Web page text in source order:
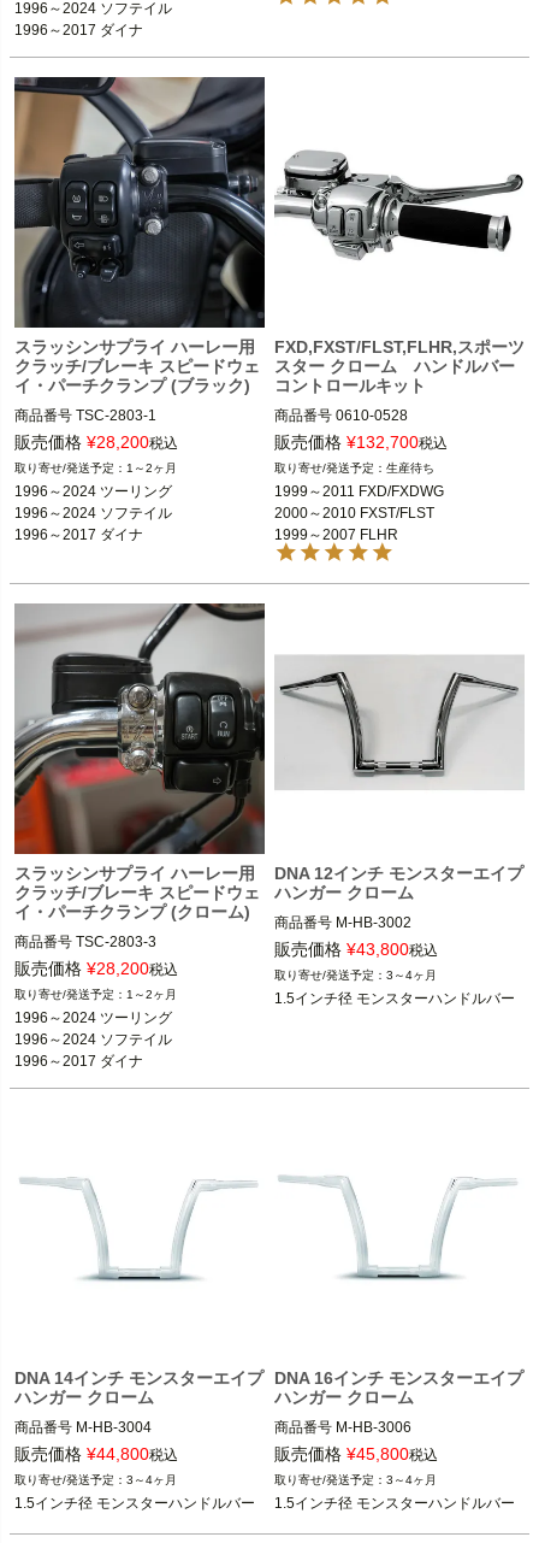
1996～2024 ソフテイル
1996～2017 ダイナ
1984～2000 FXR
スラッシンサプライ ハーレー用
クラッチ/ブレーキ スピードウェ
イ・パーチクランプ (ブラック)
商品番号 TSC-2803-1
3OT：0615-0396
販売価格 ¥28,200税込
1～2ヶ月
1996～2024 ツーリング
1996～2024 ソフテイル
1996～2017 ダイナ
FXD,FXST/FLST,FLHR,スポーツ
スター クローム ハンドルバー
コントロールキット
商品番号 0610-0528
1999～2011 FXD/FXDWG
※オートクルーズ装着車は不可
Drag Specialties（ドラッグスペシャ
販売価格 ¥132,700税込
生産待ち
1999～2011 FXD/FXDWG
2000～2010 FXST/FLST
1999～2007 FLHR
1996～2003 スポーツスター
スラッシンサプライ ハーレー用
クラッチ/ブレーキ スピードウェ
イ・パーチクランプ (クローム)
商品番号 TSC-2803-3
3OT：0615-0397
販売価格 ¥28,200税込
1～2ヶ月
1996～2024 ツーリング
1996～2024 ソフテイル
1996～2017 ダイナ
DNA 12インチ モンスターエイプ
ハンガー クローム
商品番号 M-HB-3002
スポーツスター、ダイナ、ソフテイ
ル、FLHR、FLTR等
販売価格 ¥43,800税込
3～4ヶ月
1.5インチ径 モンスターハンドルバー
DNA 14インチ モンスターエイプ
ハンガー クローム
商品番号 M-HB-3004
スポーツスター、ダイナ、ソフテイ
ル、FLHR、FLTR等
販売価格 ¥44,800税込
3～4ヶ月
1.5インチ径 モンスターハンドルバー
DNA 16インチ モンスターエイプ
ハンガー クローム
商品番号 M-HB-3006
スポーツスター、ダイナ、ソフテイ
ル、FLHR、FLTR等
販売価格 ¥45,800税込
3～4ヶ月
1.5インチ径 モンスターハンドルバー